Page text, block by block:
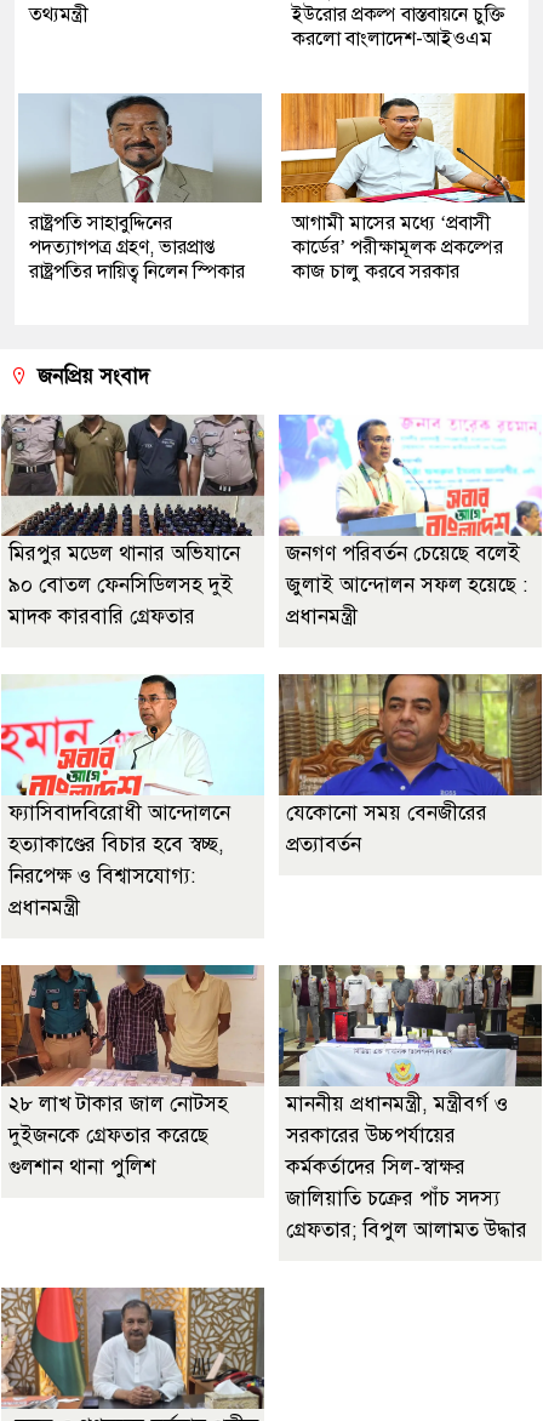
তথ্যমন্ত্রী
ইউরোর প্রকল্প বাস্তবায়নে চুক্তি
করলো বাংলাদেশ-আইওএম
রাষ্ট্রপতি সাহাবুদ্দিনের
পদত্যাগপত্র গ্রহণ, ভারপ্রাপ্ত
রাষ্ট্রপতির দায়িত্ব নিলেন স্পিকার
আগামী মাসের মধ্যে ‘প্রবাসী
কার্ডের’ পরীক্ষামূলক প্রকল্পের
কাজ চালু করবে সরকার
জনপ্রিয় সংবাদ
মিরপুর মডেল থানার অভিযানে
৯০ বোতল ফেনসিডিলসহ দুই
মাদক কারবারি গ্রেফতার
জনগণ পরিবর্তন চেয়েছে বলেই
জুলাই আন্দোলন সফল হয়েছে :
প্রধানমন্ত্রী
ফ্যাসিবাদবিরোধী আন্দোলনে
হত্যাকাণ্ডের বিচার হবে স্বচ্ছ,
নিরপেক্ষ ও বিশ্বাসযোগ্য:
প্রধানমন্ত্রী
যেকোনো সময় বেনজীরের
প্রত্যাবর্তন
২৮ লাখ টাকার জাল নোটসহ
দুইজনকে গ্রেফতার করেছে
গুলশান থানা পুলিশ
মাননীয় প্রধানমন্ত্রী, মন্ত্রীবর্গ ও
সরকারের উচ্চপর্যায়ের
কর্মকর্তাদের সিল-স্বাক্ষর
জালিয়াতি চক্রের পাঁচ সদস্য
গ্রেফতার; বিপুল আলামত উদ্ধার